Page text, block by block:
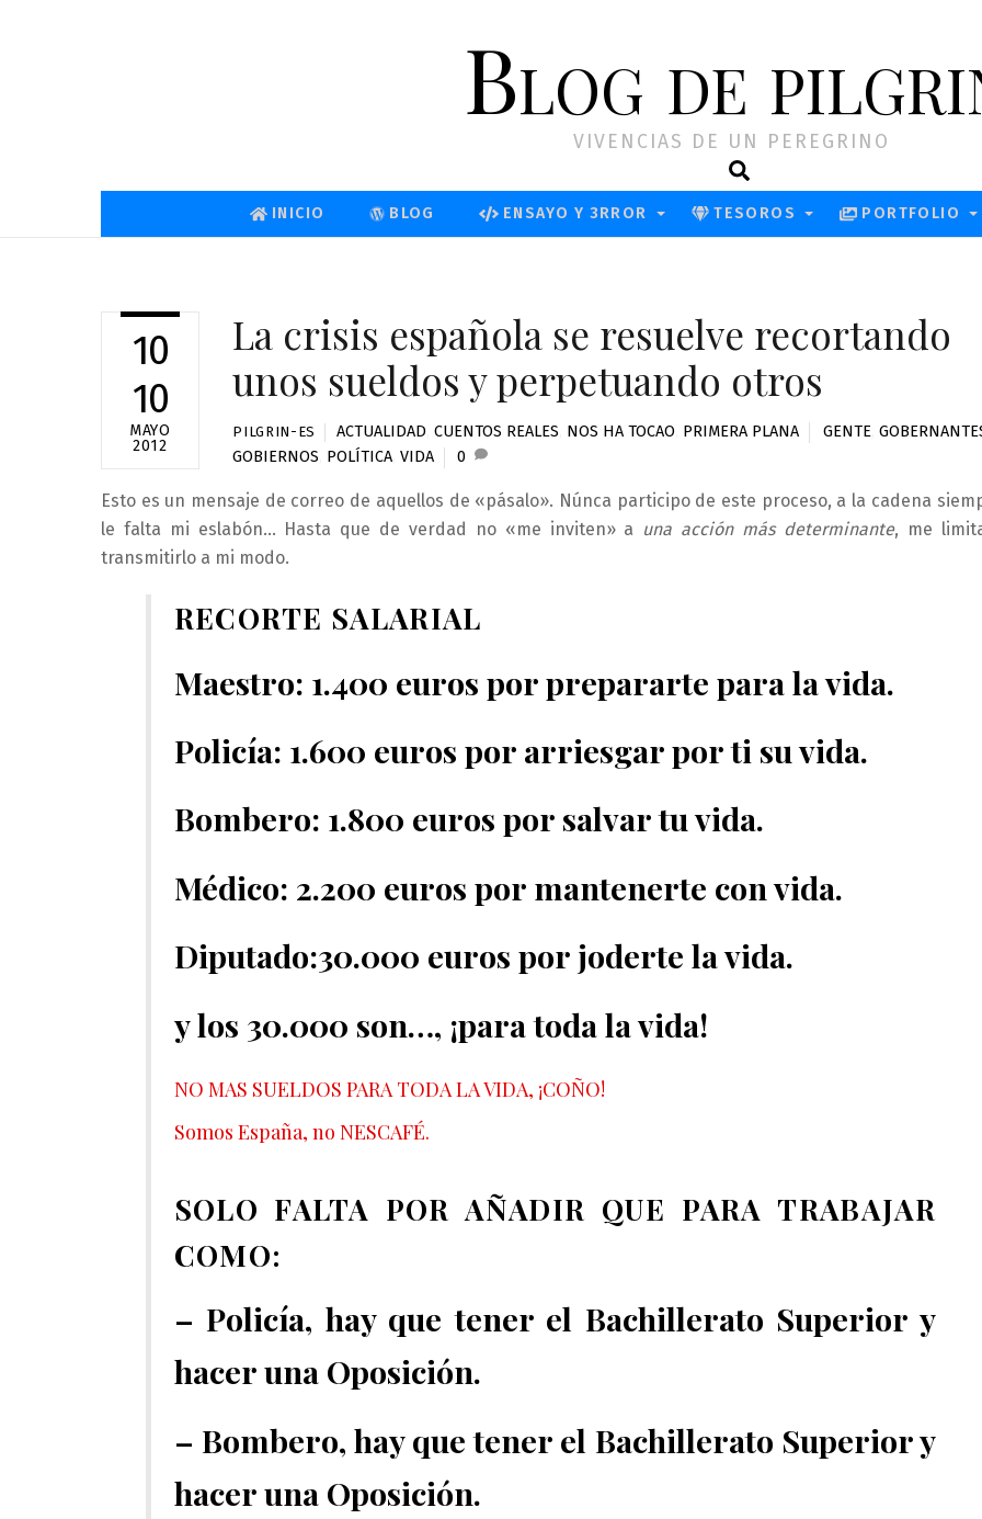
Blog de
VIVENCIAS DE UN PEREGRINO
INICIO BLOG ENSAYO Y 3RROR TESOROS PORTFOLIO
10
10
MAYO
2012
La crisis española se resuelve recortando
unos sueldos y perpetuando otros
PILGRIN-ES ACTUALIDAD ,CUENTOS REALES NOS HA TOCAO PRIMERA PLANA GENTE,
GOBIERNOS POLÍTICA ,VIDA 0
Esto es un mensaje de correo de aquellos de «pásalo». Núnca participo de este proceso, a la cadena
le falta mi eslabón… Hasta que de verdad no «me inviten» a una acción más determinante, me
transmitirlo a mi modo.
RECORTE SALARIAL
Maestro: 1.400 euros por prepararte para la vida.
Policía: 1.600 euros por arriesgar por ti su vida.
Bombero: 1.800 euros por salvar tu vida.
Médico: 2.200 euros por mantenerte con vida.
Diputado:30.000 euros por joderte la vida.
y los 30.000 son…, ¡para toda la vida!
NO MAS SUELDOS PARA TODA LA VIDA, ¡COÑO!
Somos España, no NESCAFÉ.
SOLO FALTA POR AÑADIR QUE PARA TRABAJAR
COMO:
– Policía, hay que tener el Bachillerato Superior y
hacer una Oposición.
– Bombero, hay que tener el Bachillerato Superior y
hacer una Oposición.